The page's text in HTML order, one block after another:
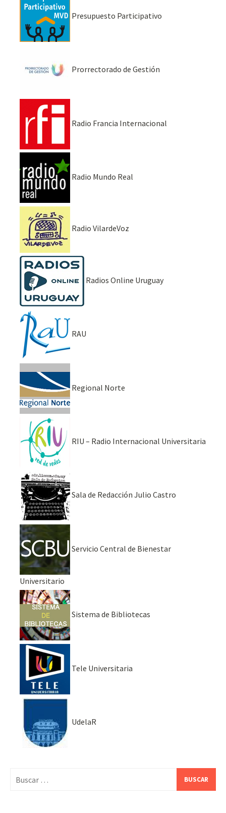
Presupuesto Participativo
Prorrectorado de Gestión
Radio Francia Internacional
Radio Mundo Real
Radio VilardeVoz
Radios Online Uruguay
RAU
Regional Norte
RIU – Radio Internacional Universitaria
Sala de Redacción Julio Castro
Servicio Central de Bienestar
Universitario
Sistema de Bibliotecas
Tele Universitaria
UdelaR